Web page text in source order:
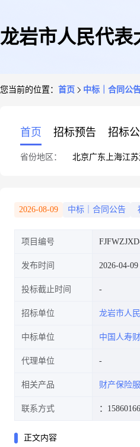
龙岩市人民代表
选定采购合同政
您当前的位置： 首页 中标｜合同公
首页 招标预告 招标
省份地区： 北京广东 上海江苏
2026-08-09 中标｜合同公告
项目编号
发布时间 2026-04-
投标截止时间
招标单位 龙岩市人
中标单位 中国人寿
代理单位
相关产品 财产保险
联系方式 ：
正文内容